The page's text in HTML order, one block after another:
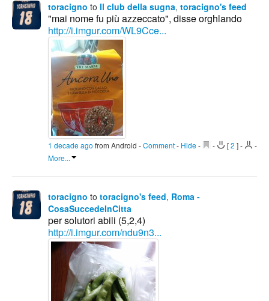
toracigno to Il club della sugna, toracigno's feed
"mai nome fu più azzeccato", disse orghlando
http://i.imgur.com/WL9Cce...
1 decade ago from Android -Comment- Hide - - [2 ]-
-
More...
toracigno to toracigno's feed, Roma -
CosaSuccedeInCitta
per solutori abili (5,2,4)
http://i.imgur.com/ndu9n3...